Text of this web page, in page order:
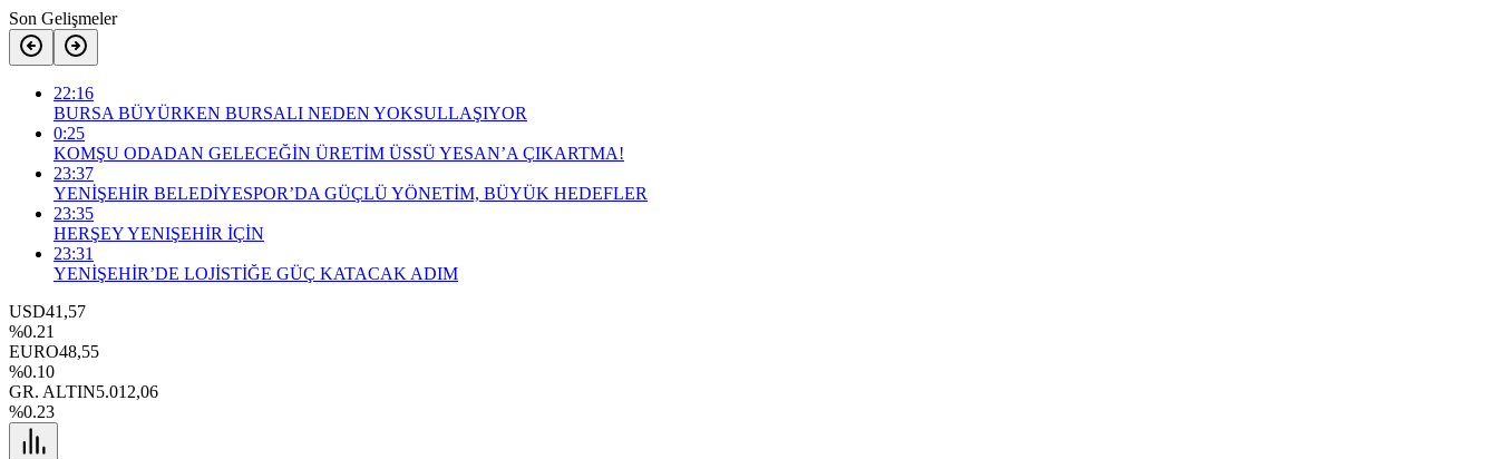
Son Gelişmeler
22:16
BURSA BÜYÜRKEN BURSALI NEDEN YOKSULLAŞIYOR
0:25
KOMŞU ODADAN GELECEĞİN ÜRETİM ÜSSÜ YESAN’A ÇIKARTMA!
23:37
YENİŞEHİR BELEDİYESPOR’DA GÜÇLÜ YÖNETİM, BÜYÜK HEDEFLER
23:35
HERŞEY YENIŞEHİR İÇİN
23:31
YENİŞEHİR’DE LOJİSTİĞE GÜÇ KATACAK ADIM
USD41,57
%0.21
EURO48,55
%0.10
GR. ALTIN5.012,06
%0.23